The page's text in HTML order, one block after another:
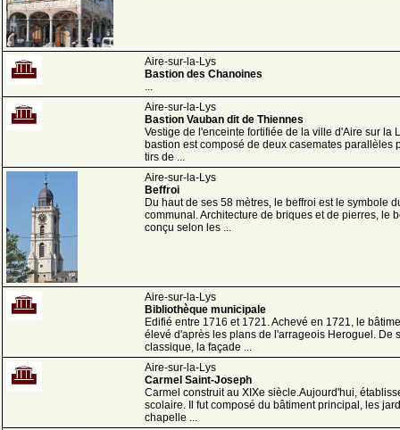
Aire-sur-la-Lys
Bastion des Chanoines
...
Aire-sur-la-Lys
Bastion Vauban dit de Thiennes
Vestige de l'enceinte fortifiée de la ville d'Aire sur la
bastion est composé de deux casemates parallèles
tirs de ...
Aire-sur-la-Lys
Beffroi
Du haut de ses 58 mètres, le beffroi est le symbole
communal. Architecture de briques et de pierres, le
conçu selon les ...
Aire-sur-la-Lys
Bibliothèque municipale
Edifié entre 1716 et 1721. Achevé en 1721, le
élevé d'après les plans de l'arrageois Heroguel. De
classique, la façade ...
Aire-sur-la-Lys
Carmel Saint-Joseph
Carmel construit au XIXe siècle.Aujourd'hui,
scolaire. Il fut composé du bâtiment principal, les
chapelle ...